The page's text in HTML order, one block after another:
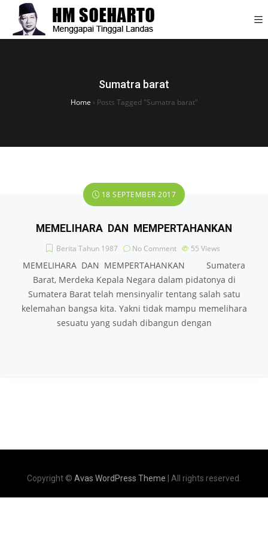
Sumatra barat
Home › Posts Tagged "Sumatra barat"
18 SEPTEMBER 2017
MEMELIHARA DAN MEMPERTAHANKAN
Berita Tahun 1987 No Comment 55 Views
MEMELIHARA DAN MEMPERTAHANKAN Sumatera
Barat, Merdeka Kepala Negara dalam pidatonya di
Sumatera Barat telah mensinyalir tentang salah satu
kelemahan bangsa kita. Yakni tidak mampu memelihara
sesuatu yang sudah dibangun dengan
Copyright © Avas WordPress Theme | All rights reserved.